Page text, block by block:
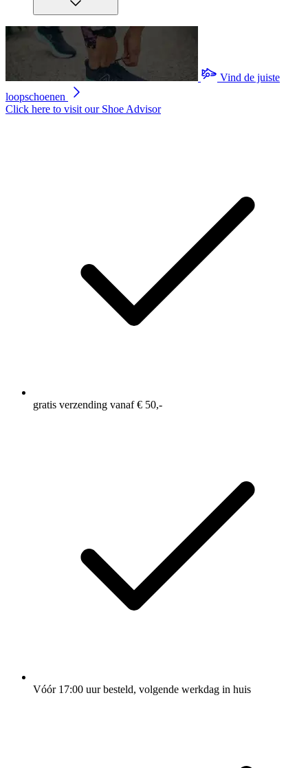
Vind de juiste
loopschoenen
Click here to visit our Shoe Advisor
gratis verzending vanaf € 50,-
Vóór 17:00 uur besteld, volgende werkdag in huis